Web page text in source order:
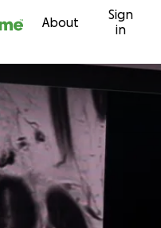
About
Sign
in